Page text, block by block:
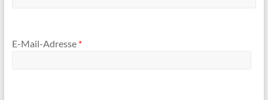
E-Mail-Adresse *